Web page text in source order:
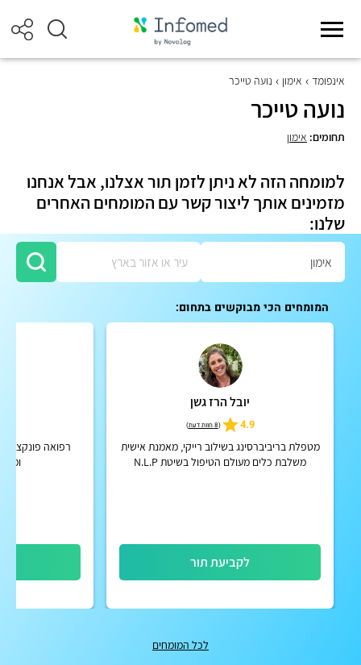
אינפומד אימון נועה טייכר
נועה טייכר
תחומים: אימון
למומחה הזה לא ניתן לזמן תור אצלנו, אבל אנחנו
מזמינים אותך ליצור קשר עם המומחים האחרים
שלנו:
המומחים הכי מבוקשים בתחום:
יובל הרז גשן
4.9
(8 חוות דעת )
מטפלת בריביברסינג בשילוב רייקי, מאמנת אישית
משלבת כלים מעולם הטיפול בשיטת N.L.P
לקביעת תור
רפואה
לכל המומחים